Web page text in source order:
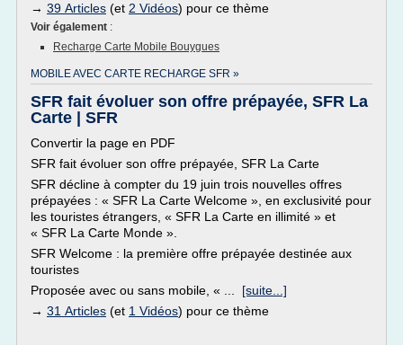
→ 39 Articles (et 2 Vidéos) pour ce thème
Voir également :
Recharge Carte Mobile Bouygues
MOBILE AVEC CARTE RECHARGE SFR »
SFR fait évoluer son offre prépayée, SFR La
Carte | SFR
Convertir la page en PDF
SFR fait évoluer son offre prépayée, SFR La Carte
SFR décline à compter du 19 juin trois nouvelles offres
prépayées : « SFR La Carte Welcome », en exclusivité pour
les touristes étrangers, « SFR La Carte en illimité » et
« SFR La Carte Monde ».
SFR Welcome : la première offre prépayée destinée aux
touristes
Proposée avec ou sans mobile, « ... [suite...]
→ 31 Articles (et 1 Vidéos) pour ce thème